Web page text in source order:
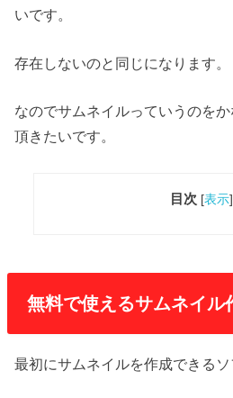
いです。
存在しないのと同じになります。
なのでサムネイルっていうのを
頂きたいです。
目次 [表示]
無料で使えるサムネイル
最初にサムネイルを作成できるソ